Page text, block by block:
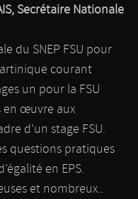
Secrétaire Nationale
du SNEP FSU pour
courant
un pour la FSU
en œuvre aux
d’un stage FSU.
questions pratiques
en EPS.
et nombreux..